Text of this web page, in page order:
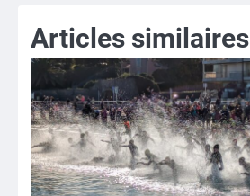
Articles similaires